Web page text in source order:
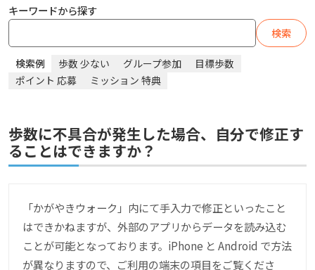
キーワードから探す
検索
検索例 歩数 少ない グループ参加
目標歩数
ポイント 応募
ミッション 特典
歩数に不具合が発生した場合、自分で修正す
ることはできますか？
「かがやきウォーク」内にて手入力で修正といったこと
はできかねますが、外部のアプリからデータを読み込む
ことが可能となっております。iPhone と Android で方法
が異なりますので、ご利用の端末の項目をご覧くださ